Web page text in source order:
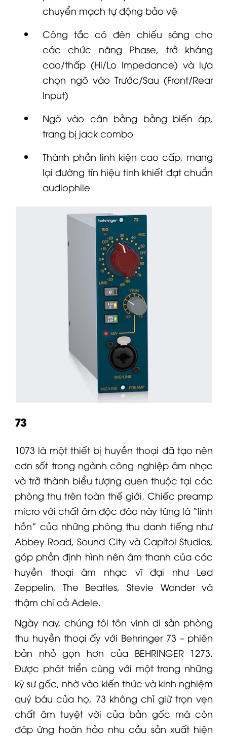
chuyển mạch tự động bảo vệ
Công tắc có đèn chiếu sáng cho
các chức năng Phase, trở kháng
cao/thấp (Hi/Lo Impedance) và lựa
chọn ngõ vào Trước/Sau (Front/Rear
Input)
Ngõ vào cân bằng bằng biến áp,
trang bị jack combo
Thành phần linh kiện cao cấp, mang
lại đường tín hiệu tinh khiết đạt chuẩn
audiophile
73
1073 là một thiết bị huyền thoại đã tạo nên
cơn sốt trong ngành công nghiệp âm nhạc
và trở thành biểu tượng quen thuộc tại các
phòng thu trên toàn thế giới. Chiếc preamp
micro với chất âm độc đáo này từng là “linh
hồn” của những phòng thu danh tiếng như
Abbey Road, Sound City và Capitol Studios,
góp phần định hình nên âm thanh của các
huyền thoại âm nhạc vĩ đại như Led
Zeppelin, The Beatles, Stevie Wonder và
thậm chí cả Adele.
Ngày nay, chúng tôi tôn vinh di sản phòng
thu huyền thoại ấy với Behringer 73 – phiên
bản nhỏ gọn hơn của BEHRINGER 1273.
Được phát triển cùng với một trong những
kỹ sư gốc, nhờ vào kiến thức và kinh nghiệm
quý báu của họ, 73 không chỉ giữ trọn vẹn
chất âm tuyệt vời của bản gốc mà còn
đáp ứng hoàn hảo nhu cầu sản xuất hiện